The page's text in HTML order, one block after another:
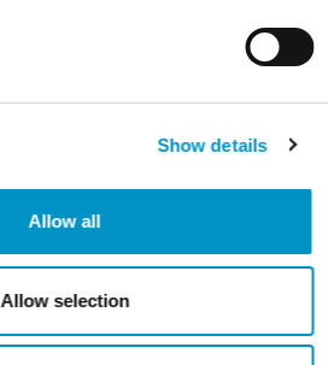
Show details
Allow all
Allow selection